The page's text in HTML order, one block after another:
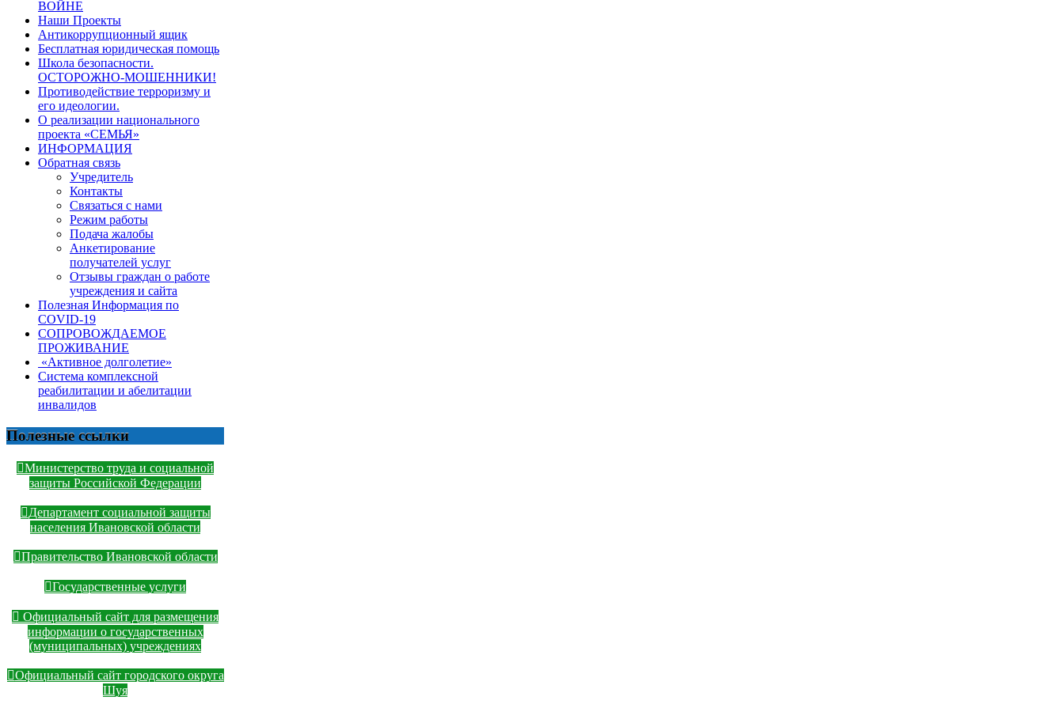
ВОЙНЕ
Наши Проекты
Антикоррупционный ящик
Бесплатная юридическая помощь
Школа безопасности.
ОСТОРОЖНО-МОШЕННИКИ!
Противодействие терроризму и
его идеологии.
О реализации национального
проекта «СЕМЬЯ»
ИНФОРМАЦИЯ
Обратная связь
Учредитель
Контакты
Связаться с нами
Режим работы
Подача жалобы
Анкетирование
получателей услуг
Отзывы граждан о работе
учреждения и сайта
Полезная Информация по
COVID-19
СОПРОВОЖДАЕМОЕ
ПРОЖИВАНИЕ
«Активное долголетие»
Система комплексной
реабилитации и абелитации
инвалидов
Полезные ссылки
Министерство труда и социальной
защиты Российской Федерации
Департамент социальной защиты
населения Ивановской области
Правительство Ивановской области
Государственные услуги
Официальный сайт для размещения
информации о государственных
(муниципальных) учреждениях
Официальный сайт городского округа
Шуя